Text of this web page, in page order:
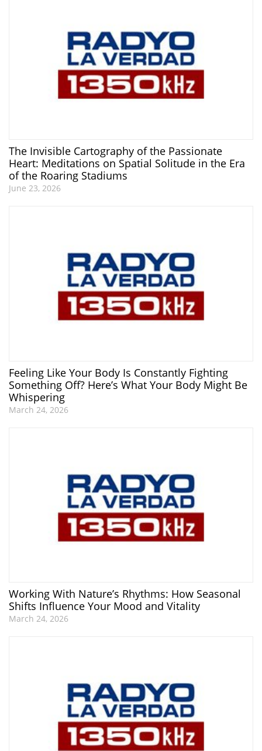
The Invisible Cartography of the Passionate
Heart: Meditations on Spatial Solitude in the Era
of the Roaring Stadiums
June 23, 2026
Feeling Like Your Body Is Constantly Fighting
Something Off? Here’s What Your Body Might Be
Whispering
March 24, 2026
Working With Nature’s Rhythms: How Seasonal
Shifts Influence Your Mood and Vitality
March 24, 2026